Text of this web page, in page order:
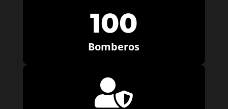
100
Bomberos
